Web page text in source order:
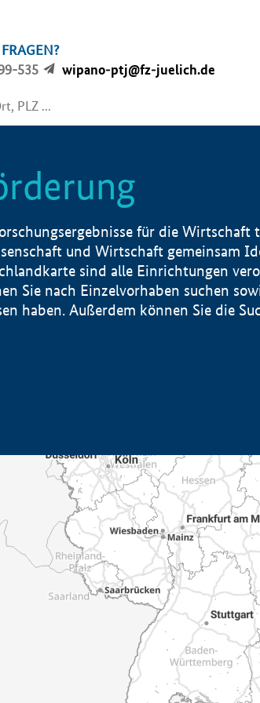
535
wipano-ptj@fz-juelich.de
für die
und Wirtschaft gemeinsam
sind alle Einrichtungen
Sie nach Einzelvorhaben suchen
haben. Außerdem können Sie die